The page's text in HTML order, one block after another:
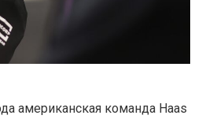
американская команда Haas